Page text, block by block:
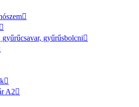
gyűrűsbolcni
A2